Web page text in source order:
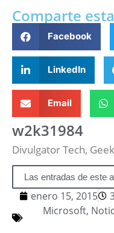
Comparte
Facebook
LinkedIn
Email
w2k31984
Divulgator Tech,
Las entradas de este
enero 15, 2015
Microsoft,